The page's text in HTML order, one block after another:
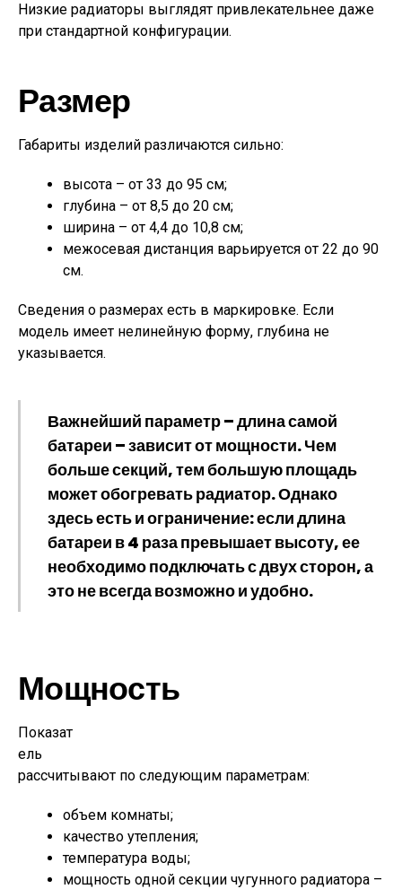
Низкие радиаторы выглядят привлекательнее даже
при стандартной конфигурации.
Размер
Габариты изделий различаются сильно:
высота – от 33 до 95 см;
глубина – от 8,5 до 20 см;
ширина – от 4,4 до 10,8 см;
межосевая дистанция варьируется от 22 до 90
см.
Сведения о размерах есть в маркировке. Если
модель имеет нелинейную форму, глубина не
указывается.
Важнейший параметр – длина самой
батареи – зависит от мощности. Чем
больше секций, тем большую площадь
может обогревать радиатор. Однако
здесь есть и ограничение: если длина
батареи в 4 раза превышает высоту, ее
необходимо подключать с двух сторон, а
это не всегда возможно и удобно.
Мощность
Показат
ель
рассчитывают по следующим параметрам:
объем комнаты;
качество утепления;
температура воды;
мощность одной секции чугунного радиатора –